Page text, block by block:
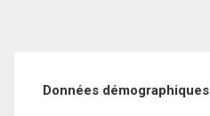
Données démographiques